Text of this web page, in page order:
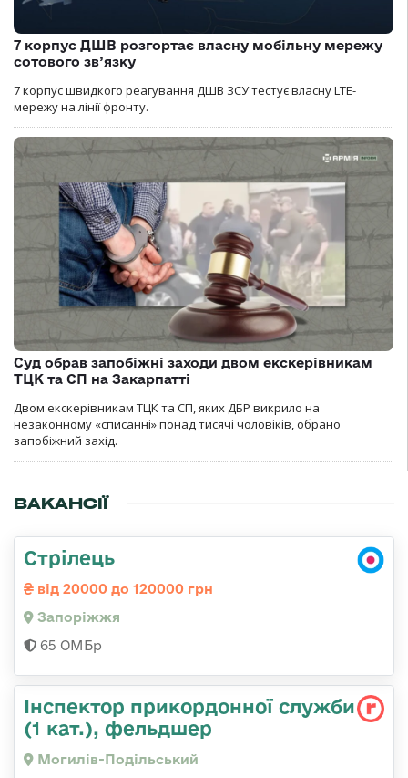
7 корпус ДШВ розгортає власну мобільну мережу
сотового зв’язку
7 корпус швидкого реагування ДШВ ЗСУ тестує власну LTE-
мережу на лінії фронту.
Суд обрав запобіжні заходи двом екскерівникам
ТЦК та СП на Закарпатті
Двом екскерівникам ТЦК та СП, яких ДБР викрило на
незаконному «списанні» понад тисячі чоловіків, обрано
запобіжний захід.
ВАКАНСІЇ
Стрілець
від 20000 до 120000 грн
Запоріжжя
65 ОМБр
Інспектор прикордонної служби
(1 кат.), фельдшер
Могилів-Подільський